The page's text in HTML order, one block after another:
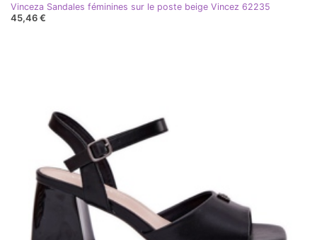
Vinceza Sandales féminines sur le poste beige Vincez 62235
45,46 €